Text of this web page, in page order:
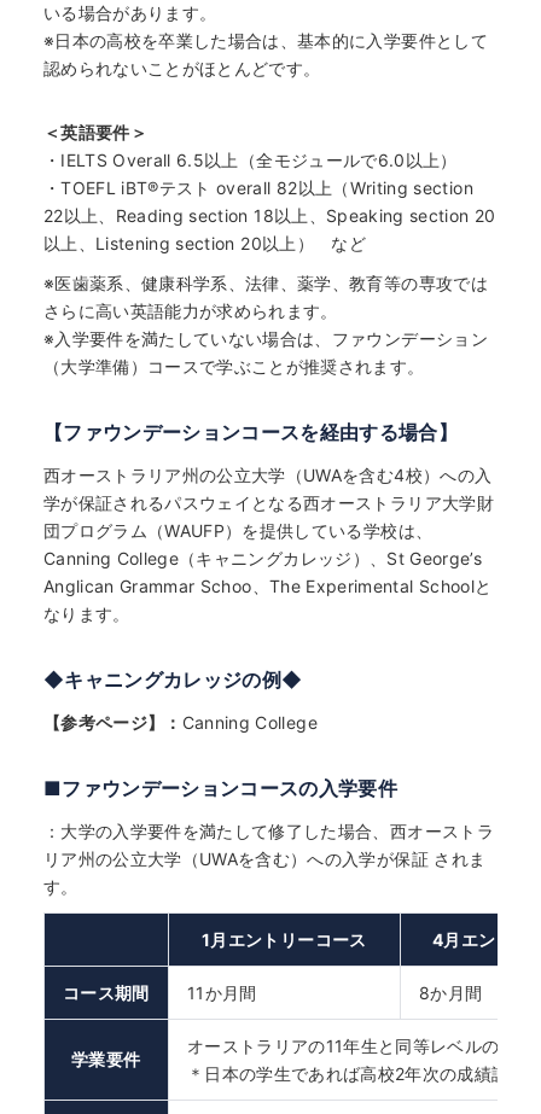
いる場合があります。
※日本の高校を卒業した場合は、基本的に入学要件として
認められないことがほとんどです。
＜英語要件＞
・IELTS Overall 6.5以上（全モジュールで6.0以上）
・TOEFL iBT®テスト overall 82以上（Writing section
22以上、Reading section 18以上、Speaking section 20
以上、Listening section 20以上） など
※医歯薬系、健康科学系、法律、薬学、教育等の専攻では
さらに高い英語能力が求められます。
※入学要件を満たしていない場合は、ファウンデーション
（大学準備）コースで学ぶことが推奨されます。
【ファウンデーションコースを経由する場合】
西オーストラリア州の公立大学（UWAを含む4校）への入
学が保証されるパスウェイとなる西オーストラリア大学財
団プログラム（WAUFP）を提供している学校は、
Canning College（キャニングカレッジ）、St George’s
Anglican Grammar Schoo、The Experimental Schoolと
なります。
◆キャニングカレッジの例◆
【参考ページ】： Canning College
■ファウンデーションコースの入学要件
：大学の入学要件を満たして修了した場合、西オーストラ
リア州の公立大学（UWAを含む）への入学が保証 されま
す。
1月エントリーコース 4月エントリ
コース期間 11か月間 8か月間
学業要件
オーストラリアの11年生と同等レベルの学
＊日本の学生であれば高校2年次の成績証明